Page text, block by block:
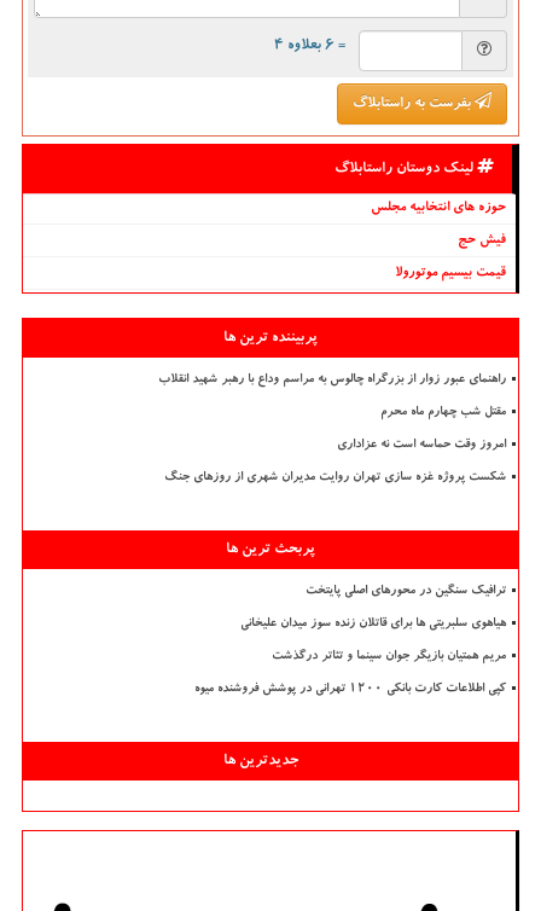
= ۶ بعلاوه ۴
بفرست به راستابلاگ
لینک دوستان راستابلاگ
حوزه های انتخابیه مجلس
فیش حج
قیمت بیسیم موتورولا
پربیننده ترین ها
راهنمای عبور زوار از بزرگراه چالوس به مراسم وداع با رهبر شهید انقلاب
مقتل شب چهارم ماه محرم
امروز وقت حماسه است نه عزاداری
شکست پروژه غزه سازی تهران روایت مدیران شهری از روزهای جنگ
پربحث ترین ها
ترافیک سنگین در محورهای اصلی پایتخت
هیاهوی سلبریتی ها برای قاتلان زنده سوز میدان علیخانی
مریم همتیان بازیگر جوان سینما و تئاتر درگذشت
کپی اطلاعات کارت بانکی ۱۲۰۰ تهرانی در پوشش فروشنده میوه
جدیدترین ها